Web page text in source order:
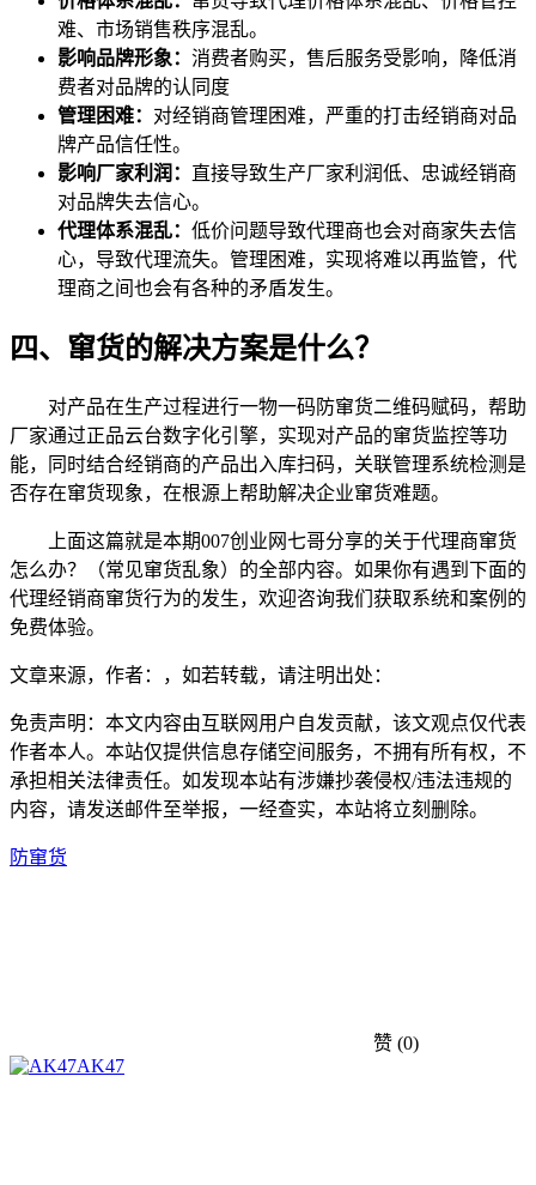
难、市场销售秩序混乱。
影响品牌形象： 消费者购买，售后服务受影响，降低消
费者对品牌的认同度
管理困难： 对经销商管理困难，严重的打击经销商对品
牌产品信任性。
影响厂家利润： 直接导致生产厂家利润低、忠诚经销商
对品牌失去信心。
代理体系混乱： 低价问题导致代理商也会对商家失去信
心，导致代理流失。管理困难，实现将难以再监管，代
理商之间也会有各种的矛盾发生。
四、窜货的解决方案是什么？
对产品在生产过程进行一物一码防窜货二维码赋码，帮助
厂家通过正品云台数字化引擎，实现对产品的窜货监控等功
能，同时结合经销商的产品出入库扫码，关联管理系统检测是
否存在窜货现象，在根源上帮助解决企业窜货难题。
上面这篇就是本期007创业网七哥分享的关于代理商窜货
怎么办？（常见窜货乱象）的全部内容。如果你有遇到下面的
代理经销商窜货行为的发生，欢迎咨询我们获取系统和案例的
免费体验。
文章来源，作者：，如若转载，请注明出处：
免责声明：本文内容由互联网用户自发贡献，该文观点仅代表
作者本人。本站仅提供信息存储空间服务，不拥有所有权，不
承担相关法律责任。如发现本站有涉嫌抄袭侵权/违法违规的
内容，请发送邮件至举报，一经查实，本站将立刻删除。
防窜货
赞 (0)
AK47